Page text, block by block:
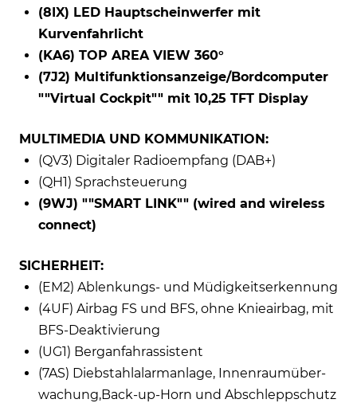
(8IX) LED Hauptscheinwerfer mit
Kurvenfahrlicht
(KA6) TOP AREA VIEW 360°
(7J2) Multifunktionsanzeige/Bordcomputer
""Virtual Cockpit"" mit 10,25 TFT Display
MULTIMEDIA UND KOMMUNIKATION:
(QV3) Digitaler Radioempfang (DAB+)
(QH1) Sprachsteuerung
(9WJ) ""SMART LINK"" (wired and wireless
connect)
SICHERHEIT:
(EM2) Ablenkungs- und Müdigkeitserkennung
(4UF) Airbag FS und BFS, ohne Knieairbag, mit
BFS-Deaktivierung
(UG1) Berganfahrassistent
(7AS) Diebstahlalarmanlage, Innenraumüber-
wachung,Back-up-Horn und Abschleppschutz